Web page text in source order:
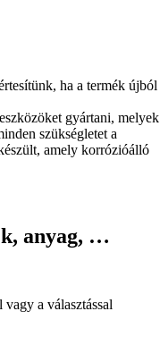
ha a termék újból
gyártani, melyek
szükségletet a
amely korrózióálló
anyag, …
vagy a választással